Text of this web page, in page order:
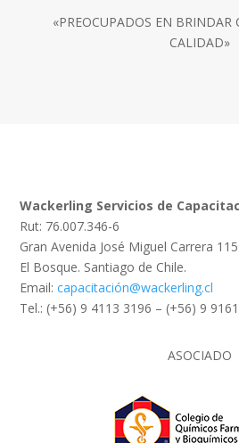
«PREOCUPADOS EN BRINDAR
CALIDAD»
Wackerling Servicios de
Rut: 76.007.346-6
Gran Avenida José Miguel Carrera
El Bosque. Santiago de Chile.
Email:capacitación@wackerling.cl
Tel.: (+56) 9 4113 3196 – (+56) 9
ASOCIADO